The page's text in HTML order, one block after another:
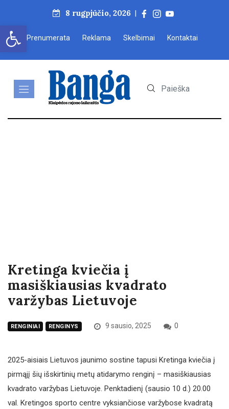
Open toolbar
8 rugpjūčio, 2026 |
Prenumerata Reklama Skelbimai Kontaktai
Kretinga kviečia į
masiškiausias kvadrato
varžybas Lietuvoje
RENGINIAI RENGINYS 9 sausio, 2025 0
2025-aisiais Lietuvos jaunimo sostine tapusi Kretinga kviečia į
pirmąjį šių išskirtinių metų atidarymo renginį – masiškiausias
kvadrato varžybas Lietuvoje. Penktadienį (sausio 10 d.) 20.00
val. Kretingos sporto centre vyksiančiose varžybose kvadratą